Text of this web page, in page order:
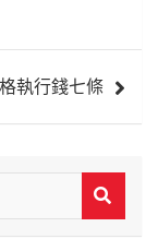
執行錢七條